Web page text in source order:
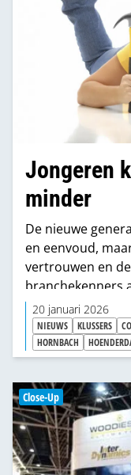
Jongeren
minder
De nieuwe
en eenvoud,
vertrouwen en
branchekenners
trends in
20 januari 2026
NIEUWS KLUSSERS
HORNBACH
Close-Up